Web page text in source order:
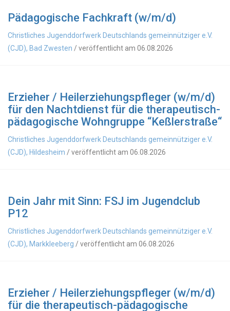
Pädagogische Fachkraft (w/m/d)
Christliches Jugenddorfwerk Deutschlands gemeinnütziger e.V.
(CJD), Bad Zwesten / veröffentlicht am 06.08.2026
Erzieher / Heilerziehungspfleger (w/m/d)
für den Nachtdienst für die therapeutisch-
pädagogische Wohngruppe “Keßlerstraße“
Christliches Jugenddorfwerk Deutschlands gemeinnütziger e.V.
(CJD), Hildesheim / veröffentlicht am 06.08.2026
Dein Jahr mit Sinn: FSJ im Jugendclub
P12
Christliches Jugenddorfwerk Deutschlands gemeinnütziger e.V.
(CJD), Markkleeberg / veröffentlicht am 06.08.2026
Erzieher / Heilerziehungspfleger (w/m/d)
für die therapeutisch-pädagogische